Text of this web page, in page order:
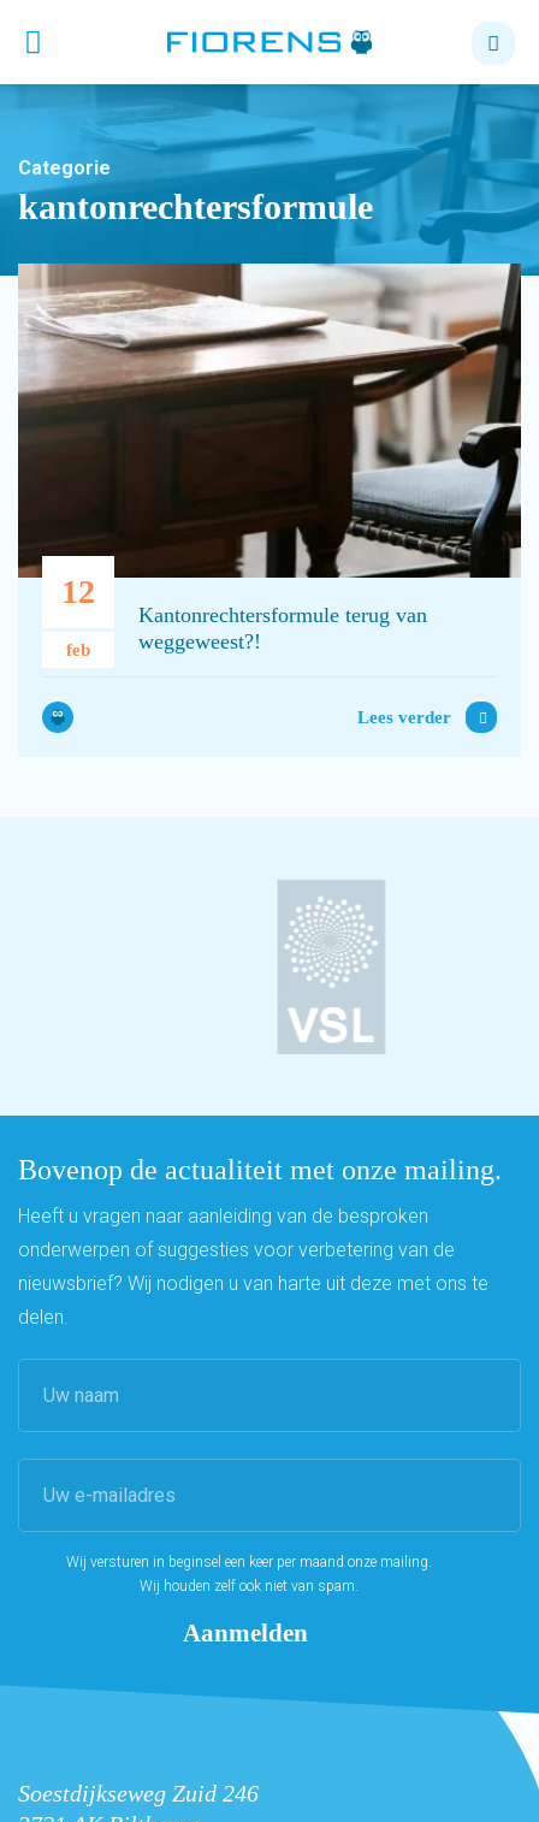
Categorie
kantonrechtersformule
12
feb
Kantonrechtersformule terug van
weggeweest?!
Lees verder
Bovenop de actualiteit met onze mailing.
Heeft u vragen naar aanleiding van de besproken
onderwerpen of suggesties voor verbetering van de
nieuwsbrief? Wij nodigen u van harte uit deze met ons te
delen.
Wij versturen in beginsel een keer per maand onze mailing.
Wij houden zelf ook niet van spam.
Soestdijkseweg Zuid 246